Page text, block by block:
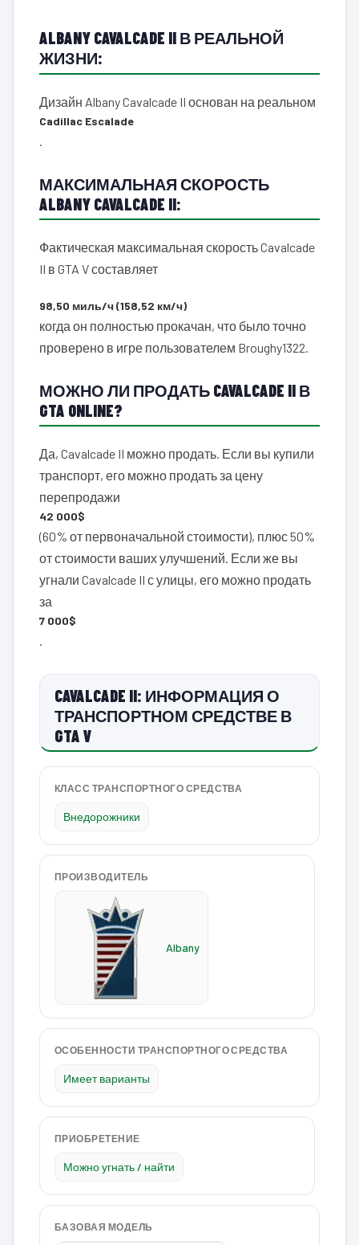
ALBANY CAVALCADE II В РЕАЛЬНОЙ
ЖИЗНИ:
Дизайн Albany Cavalcade II основан на реальном
Cadillac Escalade
.
МАКСИМАЛЬНАЯ СКОРОСТЬ
ALBANY CAVALCADE II:
Фактическая максимальная скорость Cavalcade
II в GTA V составляет
98,50 миль/ч (158,52 км/ч)
когда он полностью прокачан, что было точно
проверено в игре пользователем Broughy1322.
МОЖНО ЛИ ПРОДАТЬ CAVALCADE II В
GTA ONLINE?
Да, Cavalcade II можно продать. Если вы купили
транспорт, его можно продать за цену
перепродажи
42 000$
(60% от первоначальной стоимости), плюс 50%
от стоимости ваших улучшений. Если же вы
угнали Cavalcade II с улицы, его можно продать
за
7 000$
.
CAVALCADE II: ИНФОРМАЦИЯ О
ТРАНСПОРТНОМ СРЕДСТВЕ В
GTA V
КЛАСС ТРАНСПОРТНОГО СРЕДСТВА
Внедорожники
ПРОИЗВОДИТЕЛЬ
Albany
ОСОБЕННОСТИ ТРАНСПОРТНОГО СРЕДСТВА
Имеет варианты
ПРИОБРЕТЕНИЕ
Можно угнать / найти
БАЗОВАЯ МОДЕЛЬ